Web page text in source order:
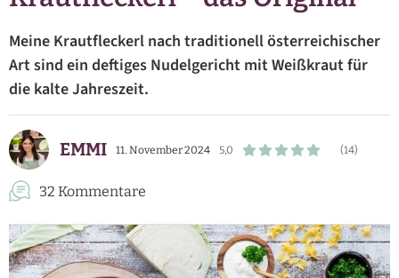
Meine Krautfleckerl nach traditionell österreichischer
Art sind ein deftiges Nudelgericht mit Weißkraut für
die kalte Jahreszeit.
EMMI 11. November 2024 5,0 (14)
32 Kommentare